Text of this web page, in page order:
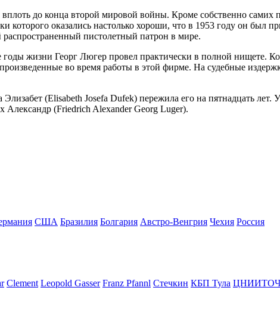
до конца второй мировой войны. Кроме собственно
которого оказались настолько хороши, что в 1953 году он
пистолетный патрон в мире.
жизни Георг Люгер провел практически в полной нищете.
во время работы в этой фирме. На судебные
(Elisabeth Josefa Dufek) пережила его на пятнадцать
(Friedrich Alexander Georg Luger).
США Бразилия Болгария Австро-Венгрия Чехия Росcия
Clement Leopold Gasser Franz Pfannl Стечкин КБП Тула